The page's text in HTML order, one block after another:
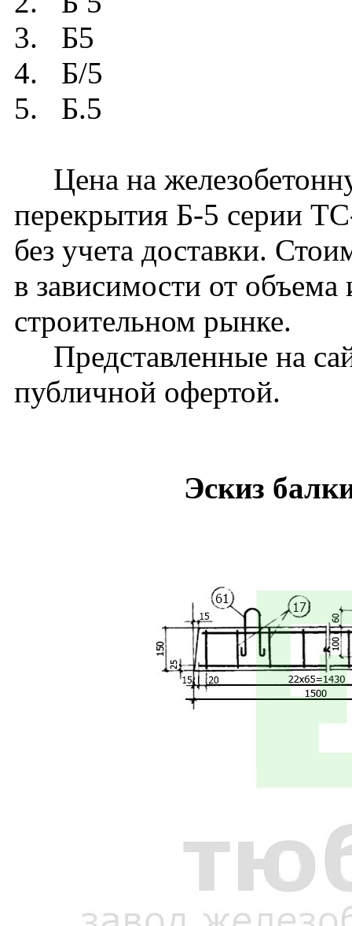
3. Б5
4. Б/5
5. Б.5
Цена на
перекрытия Б-5 серии
без учета доставки.
в зависимости от
строительном рынке.
Представленные на
публичной офертой.
Эскиз